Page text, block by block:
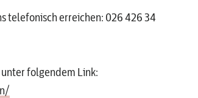
telefonisch erreichen: 026 426 34
folgendem Link: